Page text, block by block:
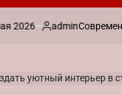
Запись
adminСовременный
уютный интерьер в